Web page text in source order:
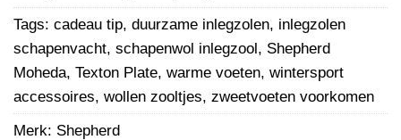
Tags: cadeau tip, duurzame inlegzolen, inlegzolen
schapenvacht, schapenwol inlegzool, Shepherd
Moheda, Texton Plate, warme voeten, wintersport
accessoires, wollen zooltjes, zweetvoeten voorkomen
Merk: Shepherd